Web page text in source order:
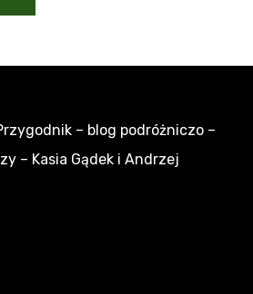
– blog podróżniczo –
– Kasia Gądek i Andrzej